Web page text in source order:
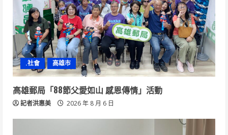
.社會 高雄市
高雄郵局「88節父愛如山 感恩傳情」活動
記者洪惠美 2026 年 8 月 6 日